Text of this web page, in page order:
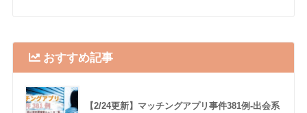
おすすめ記事
【2/24更新】マッチングアプリ事件381例-出会系